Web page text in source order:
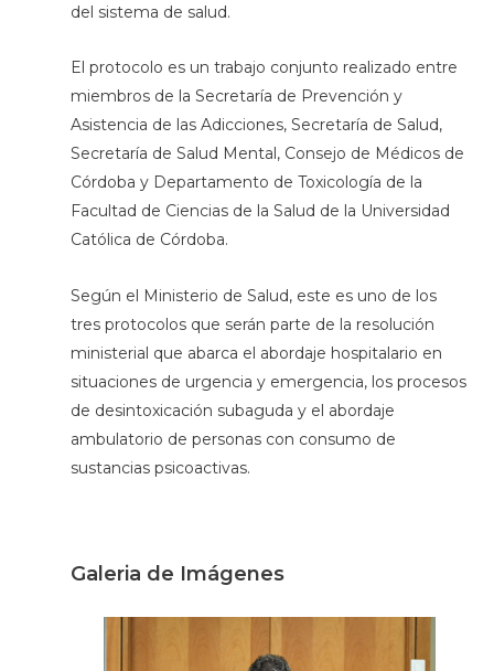
del sistema de salud.
El protocolo es un trabajo conjunto realizado entre
miembros de la Secretaría de Prevención y
Asistencia de las Adicciones, Secretaría de Salud,
Secretaría de Salud Mental, Consejo de Médicos de
Córdoba y Departamento de Toxicología de la
Facultad de Ciencias de la Salud de la Universidad
Católica de Córdoba.
Según el Ministerio de Salud, este es uno de los
tres protocolos que serán parte de la resolución
ministerial que abarca el abordaje hospitalario en
situaciones de urgencia y emergencia, los procesos
de desintoxicación subaguda y el abordaje
ambulatorio de personas con consumo de
sustancias psicoactivas.
Galeria de Imágenes